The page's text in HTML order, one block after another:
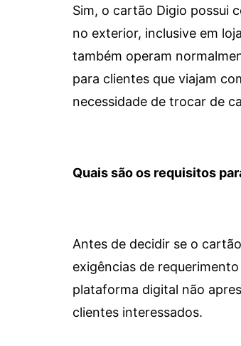
Sim, o cartão Digio possui
no exterior, inclusive em
também operam
para clientes que viajam
necessidade de trocar de
Quais são os requisitos
Antes de decidir se o
exigências de
plataforma digital não
clientes interessados.